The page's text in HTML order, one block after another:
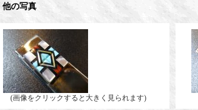
他の写真
(画像をクリックすると大きく見られます)